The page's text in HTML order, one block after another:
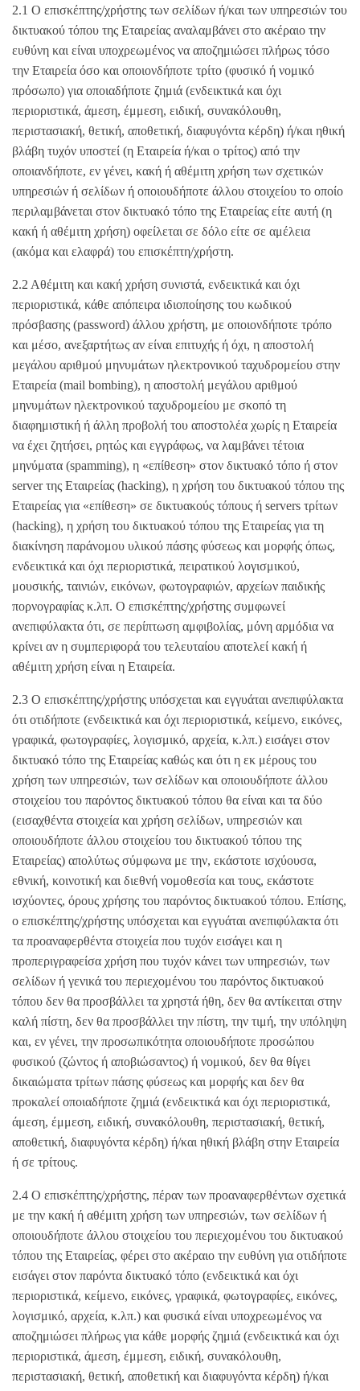
2.1 Ο επισκέπτης/χρήστης των σελίδων ή/και των υπηρεσιών του
δικτυακού τόπου της Εταιρείας αναλαμβάνει στο ακέραιο την
ευθύνη και είναι υποχρεωμένος να αποζημιώσει πλήρως τόσο
την Εταιρεία όσο και οποιονδήποτε τρίτο (φυσικό ή νομικό
πρόσωπο) για οποιαδήποτε ζημιά (ενδεικτικά και όχι
περιοριστικά, άμεση, έμμεση, ειδική, συνακόλουθη,
περιστασιακή, θετική, αποθετική, διαφυγόντα κέρδη) ή/και ηθική
βλάβη τυχόν υποστεί (η Εταιρεία ή/και ο τρίτος) από την
οποιανδήποτε, εν γένει, κακή ή αθέμιτη χρήση των σχετικών
υπηρεσιών ή σελίδων ή οποιουδήποτε άλλου στοιχείου το οποίο
περιλαμβάνεται στον δικτυακό τόπο της Εταιρείας είτε αυτή (η
κακή ή αθέμιτη χρήση) οφείλεται σε δόλο είτε σε αμέλεια
(ακόμα και ελαφρά) του επισκέπτη/χρήστη.
2.2 Αθέμιτη και κακή χρήση συνιστά, ενδεικτικά και όχι
περιοριστικά, κάθε απόπειρα ιδιοποίησης του κωδικού
πρόσβασης (password) άλλου χρήστη, με οποιονδήποτε τρόπο
και μέσο, ανεξαρτήτως αν είναι επιτυχής ή όχι, η αποστολή
μεγάλου αριθμού μηνυμάτων ηλεκτρονικού ταχυδρομείου στην
Εταιρεία (mail bombing), η αποστολή μεγάλου αριθμού
μηνυμάτων ηλεκτρονικού ταχυδρομείου με σκοπό τη
διαφημιστική ή άλλη προβολή του αποστολέα χωρίς η Εταιρεία
να έχει ζητήσει, ρητώς και εγγράφως, να λαμβάνει τέτοια
μηνύματα (spamming), η «επίθεση» στον δικτυακό τόπο ή στον
server της Εταιρείας (hacking), η χρήση του δικτυακού τόπου της
Εταιρείας για «επίθεση» σε δικτυακούς τόπους ή servers τρίτων
(hacking), η χρήση του δικτυακού τόπου της Εταιρείας για τη
διακίνηση παράνομου υλικού πάσης φύσεως και μορφής όπως,
ενδεικτικά και όχι περιοριστικά, πειρατικού λογισμικού,
μουσικής, ταινιών, εικόνων, φωτογραφιών, αρχείων παιδικής
πορνογραφίας κ.λπ. Ο επισκέπτης/χρήστης συμφωνεί
ανεπιφύλακτα ότι, σε περίπτωση αμφιβολίας, μόνη αρμόδια να
κρίνει αν η συμπεριφορά του τελευταίου αποτελεί κακή ή
αθέμιτη χρήση είναι η Εταιρεία.
2.3 Ο επισκέπτης/χρήστης υπόσχεται και εγγυάται ανεπιφύλακτα
ότι οτιδήποτε (ενδεικτικά και όχι περιοριστικά, κείμενο, εικόνες,
γραφικά, φωτογραφίες, λογισμικό, αρχεία, κ.λπ.) εισάγει στον
δικτυακό τόπο της Εταιρείας καθώς και ότι η εκ μέρους του
χρήση των υπηρεσιών, των σελίδων και οποιουδήποτε άλλου
στοιχείου του παρόντος δικτυακού τόπου θα είναι και τα δύο
(εισαχθέντα στοιχεία και χρήση σελίδων, υπηρεσιών και
οποιουδήποτε άλλου στοιχείου του δικτυακού τόπου της
Εταιρείας) απολύτως σύμφωνα με την, εκάστοτε ισχύουσα,
εθνική, κοινοτική και διεθνή νομοθεσία και τους, εκάστοτε
ισχύοντες, όρους χρήσης του παρόντος δικτυακού τόπου. Επίσης,
ο επισκέπτης/χρήστης υπόσχεται και εγγυάται ανεπιφύλακτα ότι
τα προαναφερθέντα στοιχεία που τυχόν εισάγει και η
προπεριγραφείσα χρήση που τυχόν κάνει των υπηρεσιών, των
σελίδων ή γενικά του περιεχομένου του παρόντος δικτυακού
τόπου δεν θα προσβάλλει τα χρηστά ήθη, δεν θα αντίκειται στην
καλή πίστη, δεν θα προσβάλλει την πίστη, την τιμή, την υπόληψη
και, εν γένει, την προσωπικότητα οποιουδήποτε προσώπου
φυσικού (ζώντος ή αποβιώσαντος) ή νομικού, δεν θα θίγει
δικαιώματα τρίτων πάσης φύσεως και μορφής και δεν θα
προκαλεί οποιαδήποτε ζημιά (ενδεικτικά και όχι περιοριστικά,
άμεση, έμμεση, ειδική, συνακόλουθη, περιστασιακή, θετική,
αποθετική, διαφυγόντα κέρδη) ή/και ηθική βλάβη στην Εταιρεία
ή σε τρίτους.
2.4 Ο επισκέπτης/χρήστης, πέραν των προαναφερθέντων σχετικά
με την κακή ή αθέμιτη χρήση των υπηρεσιών, των σελίδων ή
οποιουδήποτε άλλου στοιχείου του περιεχομένου του δικτυακού
τόπου της Εταιρείας, φέρει στο ακέραιο την ευθύνη για οτιδήποτε
εισάγει στον παρόντα δικτυακό τόπο (ενδεικτικά και όχι
περιοριστικά, κείμενο, εικόνες, γραφικά, φωτογραφίες, εικόνες,
λογισμικό, αρχεία, κ.λπ.) και φυσικά είναι υποχρεωμένος να
αποζημιώσει πλήρως για κάθε μορφής ζημιά (ενδεικτικά και όχι
περιοριστικά, άμεση, έμμεση, ειδική, συνακόλουθη,
περιστασιακή, θετική, αποθετική και διαφυγόντα κέρδη) ή/και